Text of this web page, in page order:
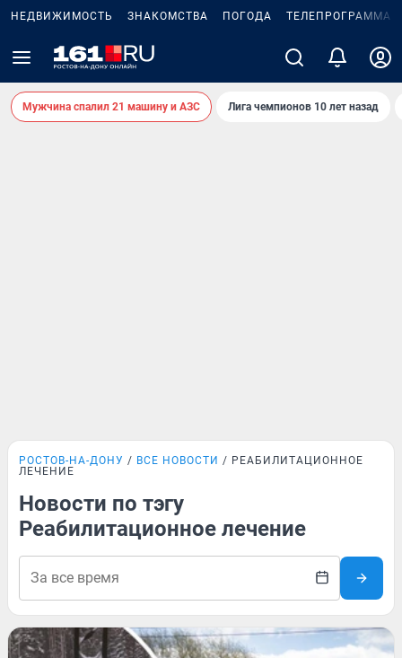
НЕДВИЖИМОСТЬ ЗНАКОМСТВА ПОГОДА ТЕЛЕПРОГРАММА
Мужчина спалил 21 машину и АЗС Лига чемпионов 10 лет назад
РОСТОВ-НА-ДОНУ ВСЕ НОВОСТИ
РЕАБИЛИТАЦИОННОЕ
ЛЕЧЕНИЕ
Новости по тэгу
Реабилитационное лечение